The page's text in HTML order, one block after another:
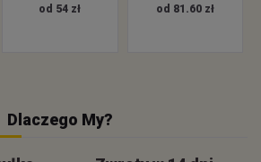
od 54 zł od 81.60 zł
Dlaczego My?